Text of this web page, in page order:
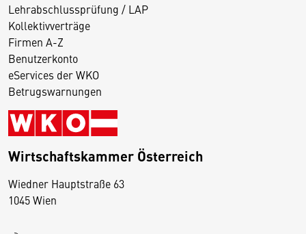
Lehrabschlussprüfung / LAP
Kollektivverträge
Firmen A-Z
Benutzerkonto
eServices der WKO
Betrugswarnungen
Wirtschaftskammer Österreich
Wiedner Hauptstraße 63
1045 Wien
D